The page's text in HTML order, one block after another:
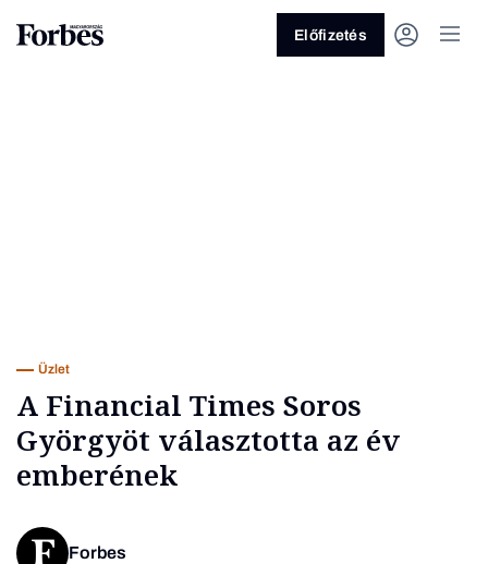
Előfizetés
Üzlet
A Financial Times Soros
Györgyöt választotta az év
emberének
Forbes